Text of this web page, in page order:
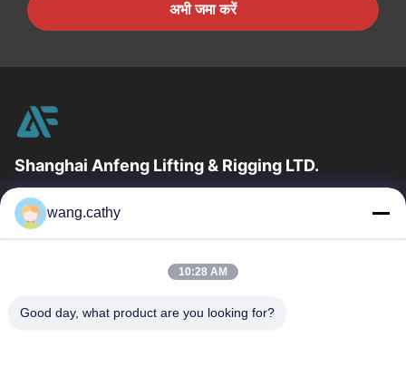
अभी जमा करें
Shanghai Anfeng Lifting & Rigging LTD.
उद्योग में 20 वर्षों के अनुभव के साथ, हम अपने ग्राहकों को प्रीमियम लिफ्टिंग और
हेराफेरी उत्पादों और कस्टम-डिज़ाइन किए गए लिफ्टिंग समाधान प्रदान...
त्वरित लिंक
उत्पादों
वीडियो
हमारे बारे में
wang.cathy
10:28 AM
Good day, what product are you looking for?